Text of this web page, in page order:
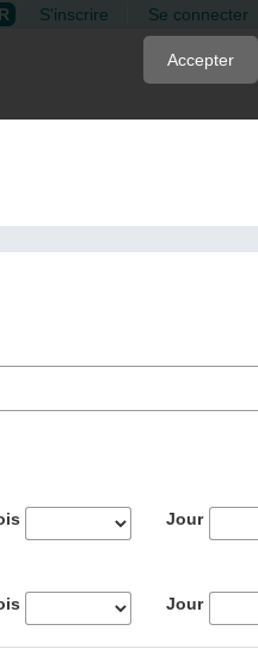
S'inscrire Se connecter
Jour
Jour
Accepter